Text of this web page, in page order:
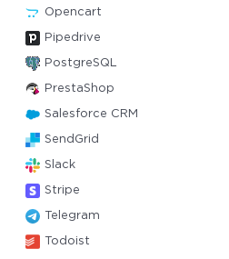
Opencart
Pipedrive
PostgreSQL
PrestaShop
Salesforce CRM
SendGrid
Slack
Stripe
Telegram
Todoist